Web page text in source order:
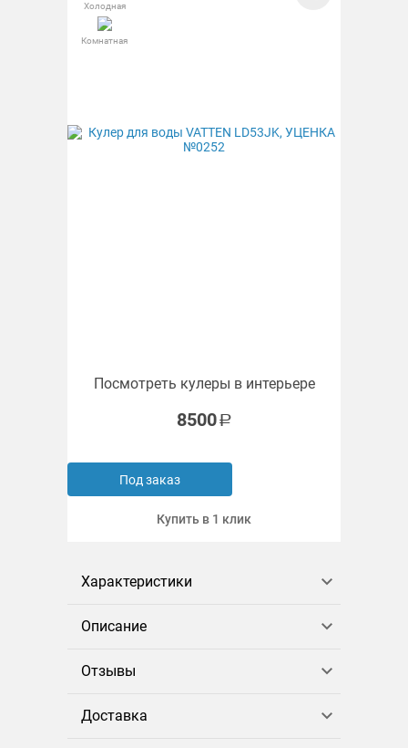
Холодная
Комнатная
Посмотреть кулеры в интерьере
8500
Под заказ
Купить в 1 клик
Характеристики
Описание
Отзывы
Доставка